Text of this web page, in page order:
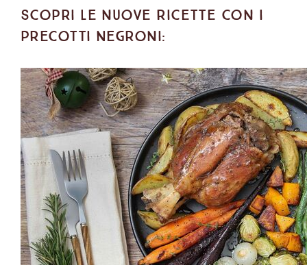
Scopri le nuove ricette con i
Precotti Negroni: